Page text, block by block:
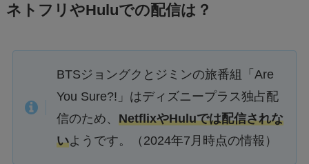
ネトフリやHuluでの配信は？
BTSジョングクとジミンの旅番組「Are
You Sure?!」はディズニープラス独占配
信のため、 NetflixやHuluでは配信されな
いようです。（2024年7月時点の情報）